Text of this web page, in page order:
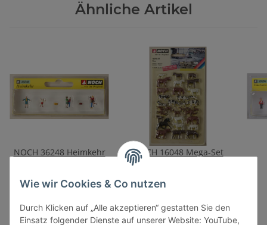
Ähnliche Artikel
NOCH 36248 Heimkehr
NOCH 16048 Mega-Set
Wie wir Cookies & Co nutzen
Durch Klicken auf „Alle akzeptieren“ gestatten Sie den
Einsatz folgender Dienste auf unserer Website: YouTube,